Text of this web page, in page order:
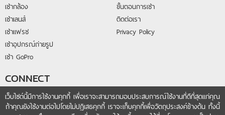
เช่ากล้อง
เช่าเลนส์
เช่าแฟรช
เช่าอุปกรณ์ถ่ายรูป
เช่า GoPro
ขั้นตอนการเช่า
ติดต่อเรา
Privacy Policy
CONNECT
@lightandlens
fb.me/lightandlensrental
เว็บไซต์นี้มีการใช้งานคุกกี้ เพื่อเราจะสามารถมอบประสบการณ์ใช้งานที่ดีที่สุดแก่คุณ
ถ้าคุณยังใช้งานต่อไปโดยไม่ปฏิเสธคุกกี้ เราจะเก็บคุกกี้เพื่อวัตถุประสงค์ข้างต้น ทั้งนี้